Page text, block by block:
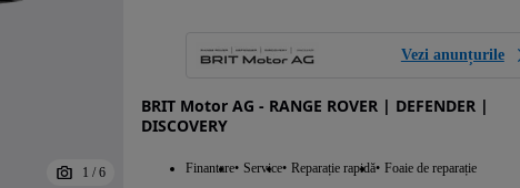
1 / 6
Vezi anunțurile
BRIT Motor AG - RANGE ROVER | DEFENDER |
DISCOVERY
Finantare Service Reparație rapidă Foaie de reparație